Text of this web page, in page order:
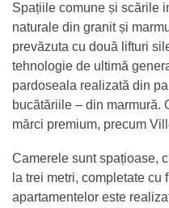
Spațiile comune și scările
naturale din granit și
prevăzuta cu două lifturi
tehnologie de ultimă
pardoseala realizată din
bucătăriile – din marmură.
mărci premium, precum
Camerele sunt spațioase,
la trei metri, completate
apartamentelor este